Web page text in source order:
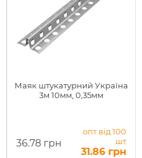
Маяк штукатурний Україна
3м 10мм, 0,35мм
36.78 грн
опт від 100
шт
31.86 грн